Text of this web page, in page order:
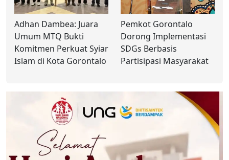
Adhan Dambea: Juara
Umum MTQ Bukti
Komitmen Perkuat Syiar
Islam di Kota Gorontalo
Pemkot Gorontalo
Dorong Implementasi
SDGs Berbasis
Partisipasi Masyarakat